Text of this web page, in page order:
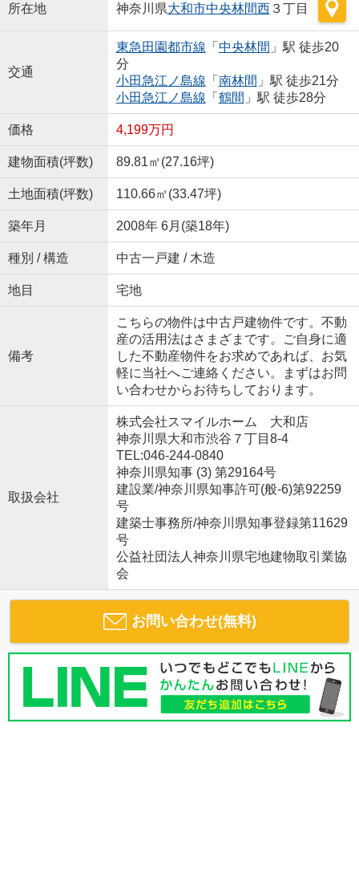
所在地 神奈川県大和市中央林間西３丁目
交通
東急田園都市線 「 中央林間 」駅 徒歩20
分
小田急江ノ島線 「 南林間 」駅 徒歩21分
小田急江ノ島線 「 鶴間 」駅 徒歩28分
価格 4,199万円
建物面積(坪数) 89.81㎡(27.16坪)
土地面積(坪数) 110.66㎡(33.47坪)
築年月 2008年 6月(築18年)
種別 / 構造 中古一戸建 / 木造
地目 宅地
備考
こちらの物件は中古戸建物件です。不動
産の活用法はさまざまです。ご自身に適
した不動産物件をお求めであれば、お気
軽に当社へご連絡ください。まずはお問
い合わせからお待ちしております。
取扱会社
株式会社スマイルホーム 大和店
神奈川県大和市渋谷７丁目8-4
TEL:046-244-0840
神奈川県知事 (3) 第29164号
建設業/神奈川県知事許可(般-6)第92259
号
建築士事務所/神奈川県知事登録第11629
号
公益社団法人神奈川県宅地建物取引業協
会
お問い合わせ(無料)